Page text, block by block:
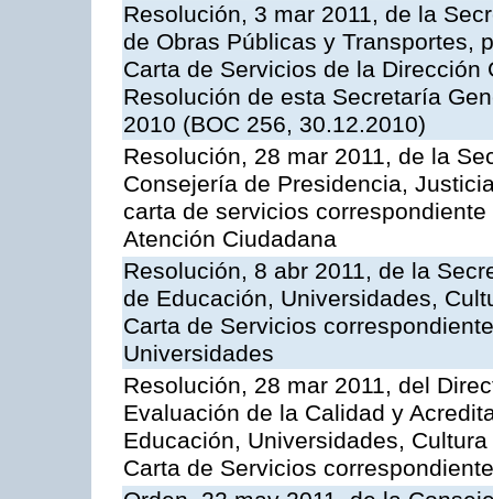
Resolución, 3 mar 2011, de la
de Obras Públicas y Transportes,
Carta de Servicios de la
Resolución de esta Secretaría
2010 (BOC 256, 30.12.2010)
Resolución, 28 mar 2011, de la
Consejería de Presidencia,
carta de servicios
Atención Ciudadana
Resolución, 8 abr 2011, de la
de Educación, Universidades,
Carta de Servicios
Universidades
Resolución, 28 mar 2011, del
Evaluación de la Calidad y
Educación, Universidades,
Carta de Servicios